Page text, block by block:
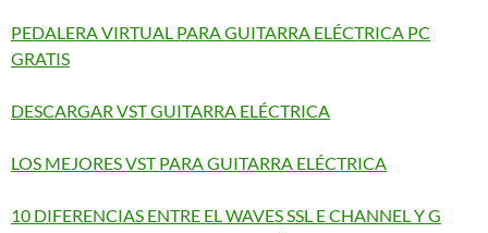
PEDALERA VIRTUAL PARA GUITARRA ELÉCTRICA PC
GRATIS
DESCARGAR VST GUITARRA ELÉCTRICA
LOS MEJORES VST PARA GUITARRA ELÉCTRICA
10 DIFERENCIAS ENTRE EL WAVES SSL E CHANNEL Y G